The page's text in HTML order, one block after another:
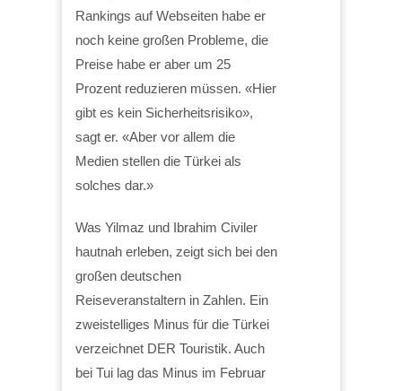
Rankings auf Webseiten habe er
noch keine großen Probleme, die
Preise habe er aber um 25
Prozent reduzieren müssen. «Hier
gibt es kein Sicherheitsrisiko»,
sagt er. «Aber vor allem die
Medien stellen die Türkei als
solches dar.»
Was Yilmaz und Ibrahim Civiler
hautnah erleben, zeigt sich bei den
großen deutschen
Reiseveranstaltern in Zahlen. Ein
zweistelliges Minus für die Türkei
verzeichnet DER Touristik. Auch
bei Tui lag das Minus im Februar